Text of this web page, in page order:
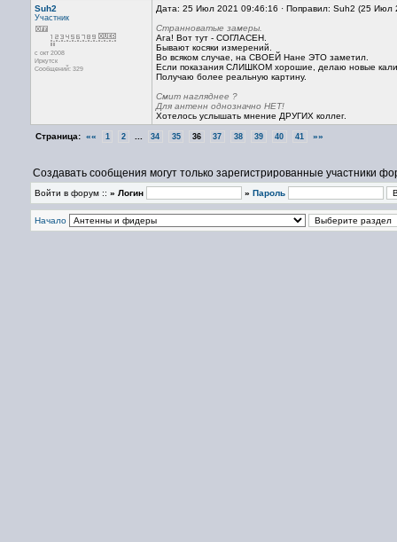
Suh2
Участник
с окт 2008
Иркутск
Сообщений: 329
Дата: 25 Июл 2021 09:46:16 · Поправил: Suh2 (25 Июл
Странноватые замеры.
Ага! Вот тут - СОГЛАСЕН.
Бывают косяки измерений.
Во всяком случае, на СВОЕЙ Нане ЭТО заметил.
Если показания СЛИШКОМ хорошие, делаю новые
Получаю более реальную картину.
Смит нагляднее ?
Для антенн однозначно НЕТ!
Хотелось услышать мнение ДРУГИХ коллег.
Страница: «« 1 2 34 35 36 37 38 39 40 41 »»
Создавать сообщения могут только зарегистрированные участники
Войти в форум :: » Логин » Пароль
Начало